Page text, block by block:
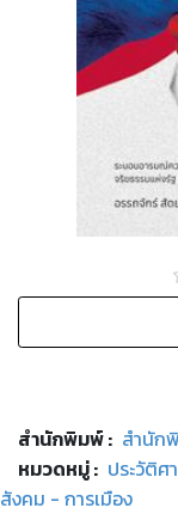
สำนักพิมพ์: สำนัก
หมวดหมู่: ประวัติ
สังคม - การเมือง